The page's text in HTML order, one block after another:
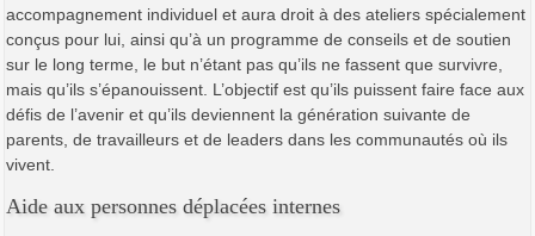
accompagnement individuel et aura droit à des ateliers spécialement
conçus pour lui, ainsi qu’à un programme de conseils et de soutien
sur le long terme, le but n’étant pas qu’ils ne fassent que survivre,
mais qu’ils s’épanouissent. L’objectif est qu’ils puissent faire face aux
défis de l’avenir et qu’ils deviennent la génération suivante de
parents, de travailleurs et de leaders dans les communautés où ils
vivent.
Aide aux personnes déplacées internes